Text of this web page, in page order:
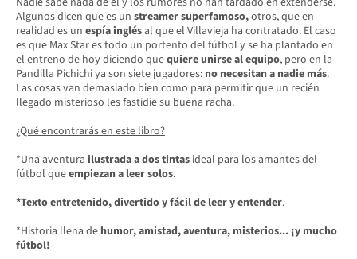
Algunos dicen que es un streamer superfamoso,otros, que en
realidad es un espía inglésal que el Villavieja ha contratado. El caso
es que Max Star es todo un portento del fútbol y se ha plantado en
el entreno de hoy diciendo quequiere unirse al equipo, pero en la
Pandilla Pichichi ya son siete jugadores: no necesitan a nadie más.
Las cosas van demasiado bien como para permitir que un recién
llegado misterioso les fastidie su buena racha.
¿Qué encontrarás en este libro?
*Una aventura ilustrada a dos tintas ideal para los amantes del
fútbol queempiezan a leer solos.
*Texto entretenido, divertido y fácil de leer y entender.
*Historia llena de humor, amistad, aventura, misterios... ¡y mucho
fútbol!